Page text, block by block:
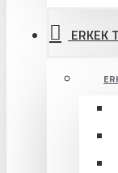
ERKEK